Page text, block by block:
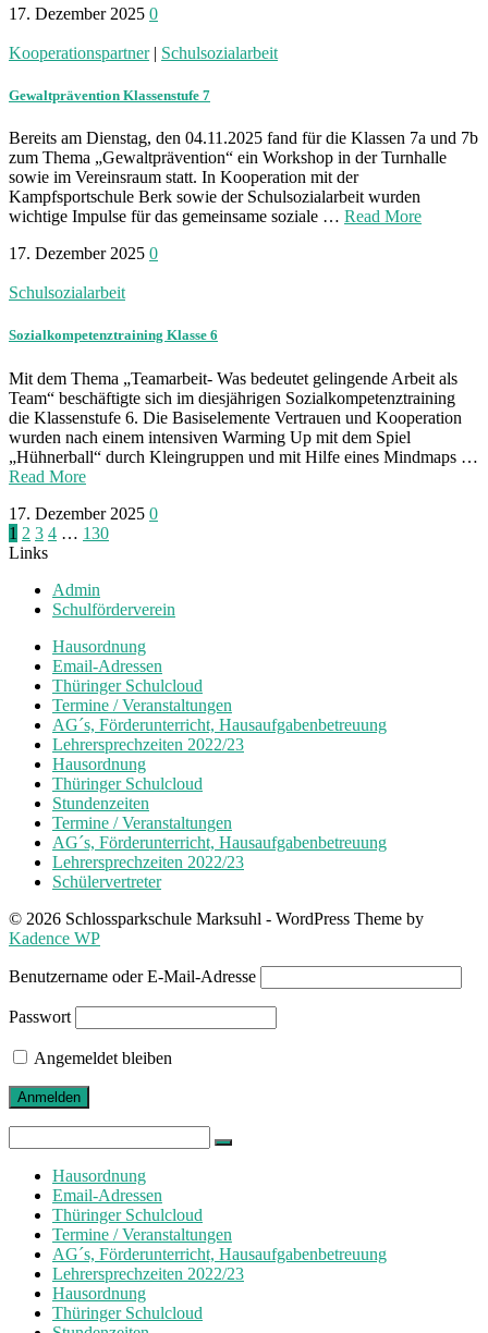
17. Dezember 2025 0
Kooperationspartner| Schulsozialarbeit
Gewaltprävention Klassenstufe 7
Bereits am Dienstag, den 04.11.2025 fand für die Klassen 7a und 7b
zum Thema „Gewaltprävention“ ein Workshop in der Turnhalle
sowie im Vereinsraum statt. In Kooperation mit der
Kampfsportschule Berk sowie der Schulsozialarbeit wurden
wichtige Impulse für das gemeinsame soziale … Read More
17. Dezember 2025 0
Schulsozialarbeit
Sozialkompetenztraining Klasse 6
Mit dem Thema „Teamarbeit- Was bedeutet gelingende Arbeit als
Team“ beschäftigte sich im diesjährigen Sozialkompetenztraining
die Klassenstufe 6. Die Basiselemente Vertrauen und Kooperation
wurden nach einem intensiven Warming Up mit dem Spiel
„Hühnerball“ durch Kleingruppen und mit Hilfe eines Mindmaps …
Read More
17. Dezember 2025 0
Seitennummerierung
der
Beiträge
1 2 3 4 … 130
Links
Admin
Schulförderverein
Hausordnung
Email-Adressen
Thüringer Schulcloud
Termine / Veranstaltungen
AG´s, Förderunterricht, Hausaufgabenbetreuung
Lehrersprechzeiten 2022/23
Hausordnung
Thüringer Schulcloud
Stundenzeiten
Termine / Veranstaltungen
AG´s, Förderunterricht, Hausaufgabenbetreuung
Lehrersprechzeiten 2022/23
Schülervertreter
© 2026 Schlossparkschule Marksuhl - WordPress Theme by
Kadence WP
Benutzername oder E-Mail-Adresse
Passwort
Angemeldet bleiben
for:
Hausordnung
Email-Adressen
Thüringer Schulcloud
Termine / Veranstaltungen
AG´s, Förderunterricht, Hausaufgabenbetreuung
Lehrersprechzeiten 2022/23
Hausordnung
Thüringer Schulcloud